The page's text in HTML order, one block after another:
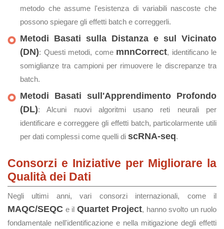
metodo che assume l'esistenza di variabili nascoste che
possono spiegare gli effetti batch e correggerli.
Metodi Basati sulla Distanza e sul Vicinato
(DN): Questi metodi, come mnnCorrect, identificano le
somiglianze tra campioni per rimuovere le discrepanze tra
batch.
Metodi Basati sull'Apprendimento Profondo
(DL): Alcuni nuovi algoritmi usano reti neurali per
identificare e correggere gli effetti batch, particolarmente utili
per dati complessi come quelli di scRNA-seq.
Consorzi e Iniziative per Migliorare la
Qualità dei Dati
Negli ultimi anni, vari consorzi internazionali, come il
MAQC/SEQC e il Quartet Project, hanno svolto un ruolo
fondamentale nell'identificazione e nella mitigazione degli effetti